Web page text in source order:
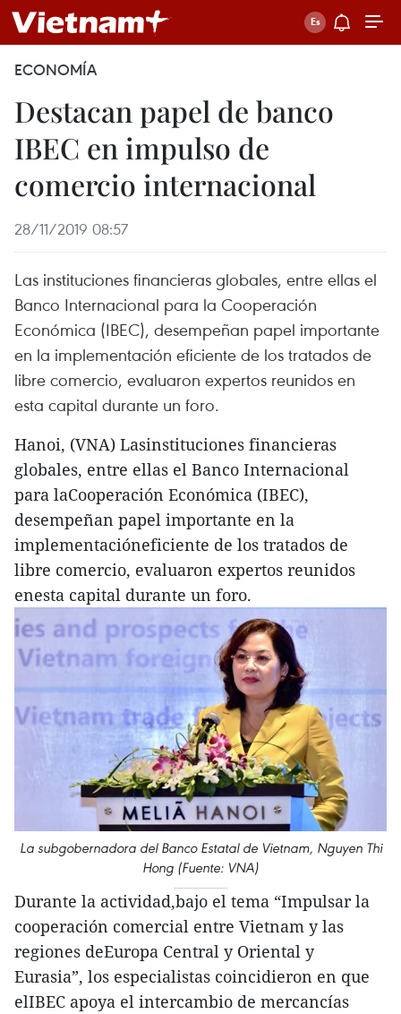
ECONOMÍA
Destacan papel de banco
IBEC en impulso de
comercio internacional
28/11/2019 08:57
Las instituciones financieras globales, entre ellas el
Banco Internacional para la Cooperación
Económica (IBEC), desempeñan papel importante
en la implementación eficiente de los tratados de
libre comercio, evaluaron expertos reunidos en
esta capital durante un foro.
Hanoi, (VNA) Lasinstituciones financieras
globales, entre ellas el Banco Internacional
para laCooperación Económica (IBEC),
desempeñan papel importante en la
implementacióneficiente de los tratados de
libre comercio, evaluaron expertos reunidos
enesta capital durante un foro.
La subgobernadora del Banco Estatal de Vietnam, Nguyen Thi
Hong (Fuente: VNA)
Durante la actividad,bajo el tema “Impulsar la
cooperación comercial entre Vietnam y las
regiones deEuropa Central y Oriental y
Eurasia”, los especialistas coincidieron en que
elIBEC apoya el intercambio de mercancías